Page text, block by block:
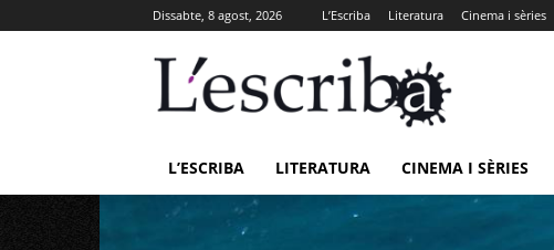
Dissabte, 8 agost, 2026 L’Escriba Literatura Cinema i sèries
L’ESCRIBA LITERATURA CINEMA I SÈRIES